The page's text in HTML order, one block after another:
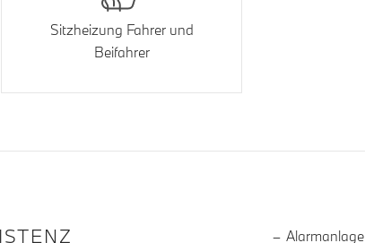
Sitzheizung Fahrer und
Beifahrer
Alarmanlage